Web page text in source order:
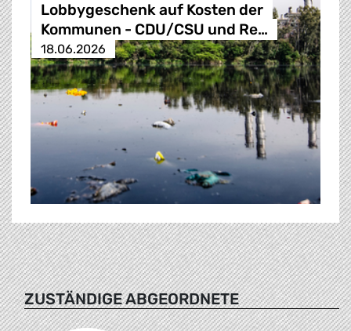
Lobbygeschenk auf Kosten der
Kommunen - CDU/CSU und Re…
18.06.2026
ZUSTÄNDIGE ABGEORDNETE